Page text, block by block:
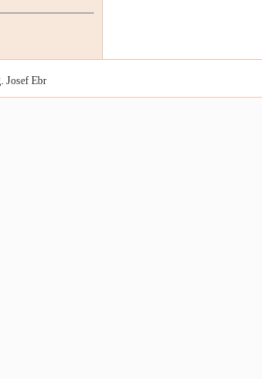
Josef Ebr